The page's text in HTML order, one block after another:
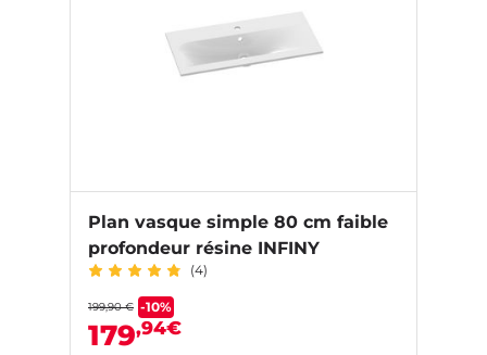
Plan vasque simple 80 cm faible
profondeur résine INFINY
(4)
199,90 € -10%
179,94€